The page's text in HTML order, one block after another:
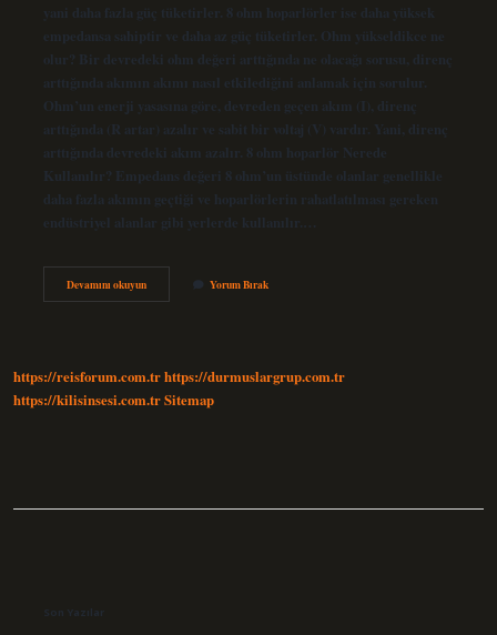
yani daha fazla güç tüketirler. 8 ohm hoparlörler ise daha yüksek
empedansa sahiptir ve daha az güç tüketirler. Ohm yükseldikce ne
olur? Bir devredeki ohm değeri arttığında ne olacağı sorusu, direnç
arttığında akımın akımı nasıl etkilediğini anlamak için sorulur.
Ohm’un enerji yasasına göre, devreden geçen akım (I), direnç
arttığında (R artar) azalır ve sabit bir voltaj (V) vardır. Yani, direnç
arttığında devredeki akım azalır. 8 ohm hoparlör Nerede
Kullanılır? Empedans değeri 8 ohm’un üstünde olanlar genellikle
daha fazla akımın geçtiği ve hoparlörlerin rahatlatılması gereken
endüstriyel alanlar gibi yerlerde kullanılır.…
Devamını okuyun4
Ohm
Yorum Bırak
https://reisforum.com.trhttps://durmuslargrup.com.tr
https://kilisinsesi.com.trSitemap
Son Yazılar